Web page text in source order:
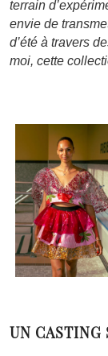
terrain
envie de
d’été à travers
moi, cette
UN CASTING